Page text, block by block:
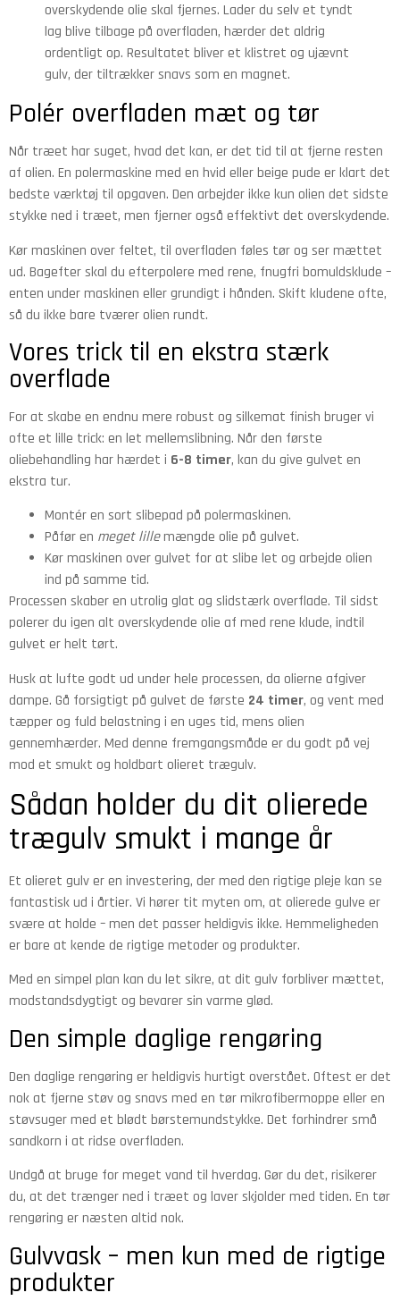
overskydende olie skal fjernes. Lader du selv et tyndt
lag blive tilbage på overfladen, hærder det aldrig
ordentligt op. Resultatet bliver et klistret og ujævnt
gulv, der tiltrækker snavs som en magnet.
Polér overfladen mæt og tør
Når træet har suget, hvad det kan, er det tid til at fjerne resten
af olien. En polermaskine med en hvid eller beige pude er klart det
bedste værktøj til opgaven. Den arbejder ikke kun olien det sidste
stykke ned i træet, men fjerner også effektivt det overskydende.
Kør maskinen over feltet, til overfladen føles tør og ser mættet
ud. Bagefter skal du efterpolere med rene, fnugfri bomuldsklude –
enten under maskinen eller grundigt i hånden. Skift kludene ofte,
så du ikke bare tværer olien rundt.
Vores trick til en ekstra stærk
overflade
For at skabe en endnu mere robust og silkemat finish bruger vi
ofte et lille trick: en let mellemslibning. Når den første
oliebehandling har hærdet i 6-8 timer, kan du give gulvet en
ekstra tur.
Montér en sort slibepad på polermaskinen.
Påfør en meget lillemængde olie på gulvet.
Kør maskinen over gulvet for at slibe let og arbejde olien
ind på samme tid.
Processen skaber en utrolig glat og slidstærk overflade. Til sidst
polerer du igen alt overskydende olie af med rene klude, indtil
gulvet er helt tørt.
Husk at lufte godt ud under hele processen, da olierne afgiver
dampe. Gå forsigtigt på gulvet de første 24 timer, og vent med
tæpper og fuld belastning i en uges tid, mens olien
gennemhærder. Med denne fremgangsmåde er du godt på vej
mod et smukt og holdbart olieret trægulv.
Sådan holder du dit olierede
trægulv smukt i mange år
Et olieret gulv er en investering, der med den rigtige pleje kan se
fantastisk ud i årtier. Vi hører tit myten om, at olierede gulve er
svære at holde – men det passer heldigvis ikke. Hemmeligheden
er bare at kende de rigtige metoder og produkter.
Med en simpel plan kan du let sikre, at dit gulv forbliver mættet,
modstandsdygtigt og bevarer sin varme glød.
Den simple daglige rengøring
Den daglige rengøring er heldigvis hurtigt overstået. Oftest er det
nok at fjerne støv og snavs med en tør mikrofibermoppe eller en
støvsuger med et blødt børstemundstykke. Det forhindrer små
sandkorn i at ridse overfladen.
Undgå at bruge for meget vand til hverdag. Gør du det, risikerer
du, at det trænger ned i træet og laver skjolder med tiden. En tør
rengøring er næsten altid nok.
Gulvvask – men kun med de rigtige
produkter